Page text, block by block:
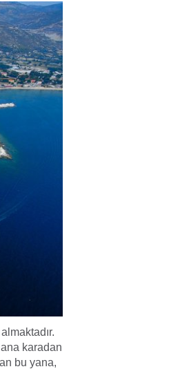
karadan
bu yana,